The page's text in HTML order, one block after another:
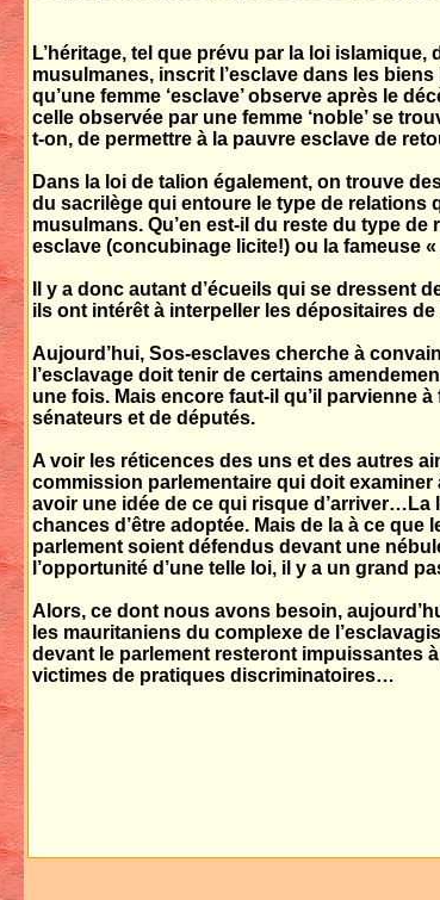
L’héritage, tel que prévu par la loi
musulmanes, inscrit l’esclave dans les
qu’une femme ‘esclave’ observe après le
celle observée par une femme ‘noble’ se
t-on, de permettre à la pauvre esclave de
Dans la loi de talion également, on trouve
du sacrilège qui entoure le type de relations
musulmans. Qu’en est-il du reste du type
esclave (concubinage licite!) ou la fameuse «
Il y a donc autant d’écueils qui se dressent
ils ont intérêt à interpeller les dépositaires
Aujourd’hui, Sos-esclaves cherche à
l’esclavage doit tenir de certains
une fois. Mais encore faut-il qu’il parvienne
sénateurs et de députés.
A voir les réticences des uns et des autres
commission parlementaire qui doit examiner
avoir une idée de ce qui risque
chances d’être adoptée. Mais de la à ce
parlement soient défendus devant une
l’opportunité d’une telle loi, il y a un grand
Alors, ce dont nous avons besoin,
les mauritaniens du complexe de
devant le parlement resteront impuissantes
victimes de pratiques discriminatoires…